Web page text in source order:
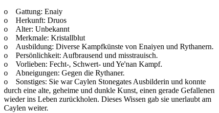
o Gattung: Enaiy
o Herkunft: Druos
o Alter: Unbekannt
o Merkmale: Kristallblut
o Ausbildung: Diverse Kampfkünste von Enaiyen und Rythanern.
o Persönlichkeit: Aufbrausend und misstrauisch.
o Vorlieben: Fecht-, Schwert- und Ye'nan Kampf.
o Abneigungen: Gegen die Rythaner.
o Sonstiges: Sie war Caylen Stonegates Ausbilderin und konnte
durch eine alte, geheime und dunkle Kunst, einen gerade Gefallenen
wieder ins Leben zurückholen. Dieses Wissen gab sie unerlaubt am
Caylen weiter.